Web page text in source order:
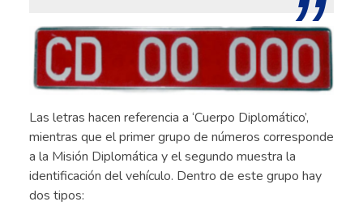
Las letras hacen referencia a ‘Cuerpo Diplomático’,
mientras que el primer grupo de números corresponde
a la Misión Diplomática y el segundo muestra la
identificación del vehículo. Dentro de este grupo hay
dos tipos: